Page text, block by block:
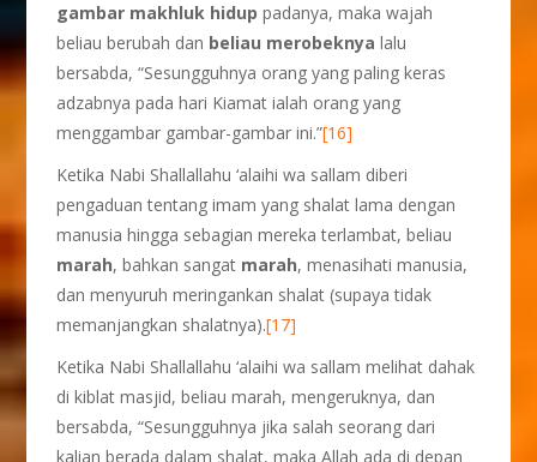
gambar makhluk hiduppadanya, maka wajah
beliau berubah dan beliau merobeknya lalu
bersabda, “Sesungguhnya orang yang paling keras
adzabnya pada hari Kiamat ialah orang yang
menggambar gambar-gambar ini.”[16]
Ketika Nabi Shallallahu ‘alaihi wa sallam diberi
pengaduan tentang imam yang shalat lama dengan
manusia hingga sebagian mereka terlambat, beliau
marah, bahkan sangat marah, menasihati manusia,
dan menyuruh meringankan shalat (supaya tidak
memanjangkan shalatnya).[17]
Ketika Nabi Shallallahu ‘alaihi wa sallam melihat dahak
di kiblat masjid, beliau marah, mengeruknya, dan
bersabda, “Sesungguhnya jika salah seorang dari
kalian berada dalam shalat, maka Allah ada di depan